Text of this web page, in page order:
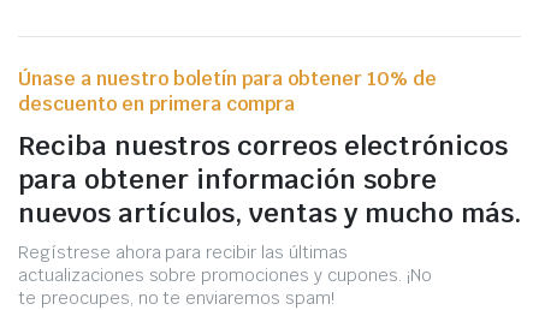
Únase a nuestro boletín para obtener 10% de
descuento en primera compra
Reciba nuestros correos electrónicos
para obtener información sobre
nuevos artículos, ventas y mucho más.
Regístrese ahora para recibir las últimas
actualizaciones sobre promociones y cupones. ¡No
te preocupes, no te enviaremos spam!